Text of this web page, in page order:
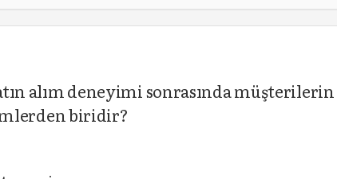
alım deneyimi sonrasında müşterilerin
biridir?